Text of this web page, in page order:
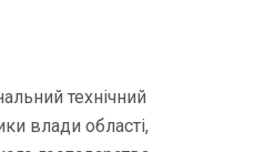
технічний
влади області,